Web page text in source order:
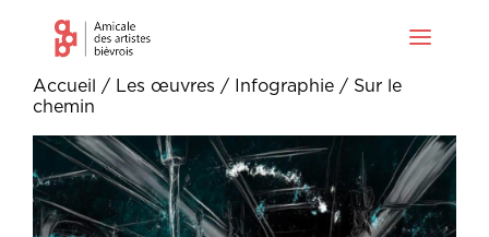
Accueil / Les œuvres / Infographie / Sur le
chemin